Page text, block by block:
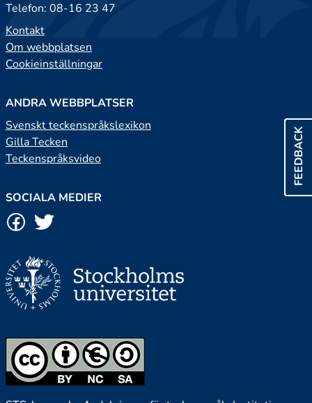
FEEDBACK
Telefon: 08-16 23 47
Kontakt
Om webbplatsen
Cookieinställningar
ANDRA WEBBPLATSER
Svenskt teckenspråkslexikon
Gilla Tecken
Teckenspråksvideo
SOCIALA MEDIER